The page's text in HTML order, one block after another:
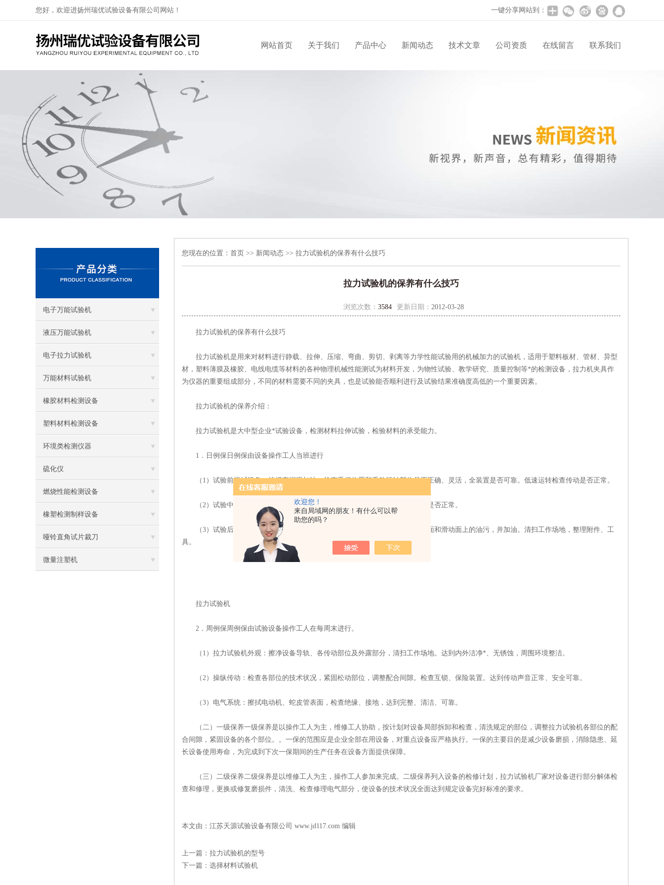
欢迎您！
来自局域网的朋友！有什么可以帮
助您的吗？
您好，欢迎进扬州瑞优试验设备有限公司网站！ 一键分享网站到：
网站首页 关于我们 产品中心 新闻动态 技术文章 公司资质 在线留言 联系我们
电子万能试验机
液压万能试验机
电子拉力试验机
万能材料试验机
橡胶材料检测设备
塑料材料检测设备
环境类检测仪器
硫化仪
燃烧性能检测设备
橡塑检测制样设备
哑铃直角试片裁刀
微量注塑机
您现在的位置： 首页 >> 新闻动态 >> 拉力试验机的保养有什么技巧
拉力试验机的保养有什么技巧
浏览次数： 3584 更新日期： 2012-03-28
拉力试验机的保养有什么技巧
拉力试验机是用来对材料进行静载、拉伸、压缩、弯曲、剪切、剥离等力学性能试验用的机械加力的试验机，适用于塑料板材、管材、异型
材，塑料薄膜及橡胶、电线电缆等材料的各种物理机械性能测试为材料开发，为物性试验、教学研究、质量控制等*的检测设备，拉力机夹具作
为仪器的重要组成部分，不同的材料需要不同的夹具，也是试验能否顺利进行及试验结果准确度高低的一个重要因素。
拉力试验机的保养介绍：
拉力试验机是大中型企业*试验设备，检测材料拉伸试验，检验材料的承受能力。
1．日例保日例保由设备操作工人当班进行
（1）试验前擦拭设备，按规定润滑加油。检查手柄位置和手动运转部位是否正确、灵活，全装置是否可靠。低速运转检查传动是否正常。
（2）试验中注意运转声音，设备的温度、压力、电气、仪表信号，安全保险是否正常。
（3）试验后关闭开关，所有手柄放到零位。清除铁屑、脏物，擦净设备导轨面和滑动面上的油污，并加油。清扫工作场地，整理附件、工
具。
拉力试验机
2．周例保周例保由试验设备操作工人在每周末进行。
（1）拉力试验机外观：擦净设备导轨、各传动部位及外露部分，清扫工作场地。达到内外洁净*、无锈蚀，周围环境整洁。
（2）操纵传动：检查各部位的技术状况，紧固松动部位，调整配合间隙。检查互锁、保险装置。达到传动声音正常、安全可靠。
（3）电气系统：擦拭电动机、蛇皮管表面，检查绝缘、接地，达到完整、清洁、可靠。
（二）一级保养一级保养是以操作工人为主，维修工人协助，按计划对设备局部拆卸和检查，清洗规定的部位，调整拉力试验机各部位的配
合间隙，紧固设备的各个部位。。一保的范围应是企业全部在用设备，对重点设备应严格执行。一保的主要目的是减少设备磨损，消除隐患、延
长设备使用寿命，为完成到下次一保期间的生产任务在设备方面提供保障。
（三）二级保养二级保养是以维修工人为主，操作工人参加来完成。二级保养列入设备的检修计划，拉力试验机厂家对设备进行部分解体检
查和修理，更换或修复磨损件，清洗、检查修理电气部分，使设备的技术状况全面达到规定设备完好标准的要求。
本文由：江苏天源试验设备有限公司 www.jd117.com 编辑
上一篇： 拉力试验机的型号
下一篇： 选择材料试验机